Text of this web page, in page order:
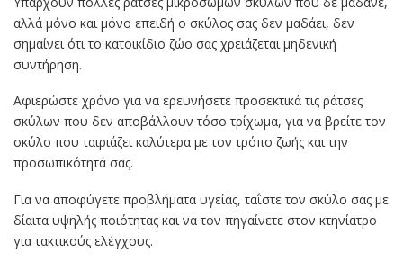
αλλά μόνο και μόνο επειδή ο σκύλος σας δεν μαδάει, δεν
σημαίνει ότι το κατοικίδιο ζώο σας χρειάζεται μηδενική
συντήρηση.
Αφιερώστε χρόνο για να ερευνήσετε προσεκτικά τις ράτσες
σκύλων που δεν αποβάλλουν τόσο τρίχωμα, για να βρείτε τον
σκύλο που ταιριάζει καλύτερα με τον τρόπο ζωής και την
προσωπικότητά σας.
Για να αποφύγετε προβλήματα υγείας, ταΐστε τον σκύλο σας με
δίαιτα υψηλής ποιότητας και να τον πηγαίνετε στον κτηνίατρο
για τακτικούς ελέγχους.